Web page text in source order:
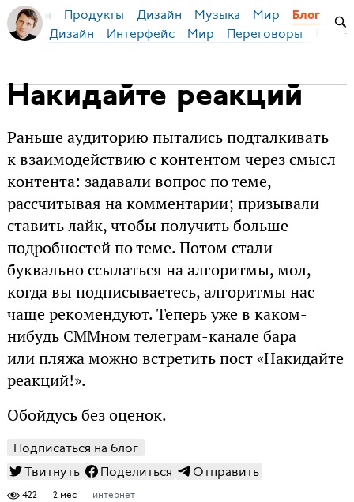
Бирман Продукты Дизайн Музыка Мир Блог
Дизайн Интерфейс Мир Переговоры
Накидайте реакций
Раньше аудиторию пытались подталкивать
к взаимодействию с контентом через смысл
контента: задавали вопрос по теме,
рассчитывая на комментарии; призывали
ставить лайк, чтобы получить больше
подробностей по теме. Потом стали
буквально ссылаться на алгоритмы, мол,
когда вы подписываетесь, алгоритмы нас
чаще рекомендуют. Теперь уже в каком-
нибудь СММном телеграм-канале бара
или пляжа можно встретить пост «Накидайте
реакций!».
Обойдусь без оценок.
Подписаться на блог
Твитнуть
Поделиться Отправить
422 2 мес интернет